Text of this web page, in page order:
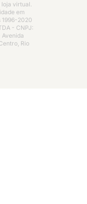
virtual.
em
1996-2020
- CNPJ:
Rio